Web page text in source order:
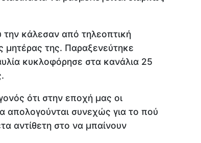
την κάλεσαν από τηλεοπτική
μητέρας της. Παραξενεύτηκε
κυκλοφόρησε στα κανάλια 25
ότι στην εποχή μας οι
απολογούνται συνεχώς για το πού
αντίθετη στο να μπαίνουν